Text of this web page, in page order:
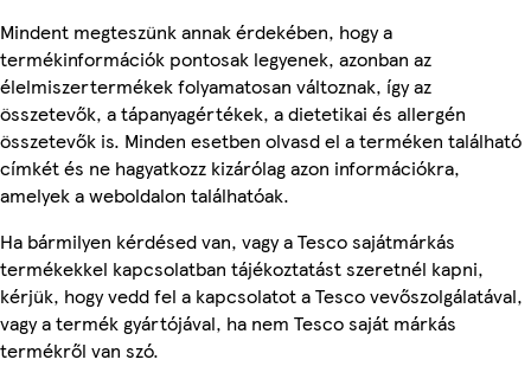
Mindent megteszünk annak érdekében, hogy a
termékinformációk pontosak legyenek, azonban az
élelmiszertermékek folyamatosan változnak, így az
összetevők, a tápanyagértékek, a dietetikai és allergén
összetevők is. Minden esetben olvasd el a terméken található
címkét és ne hagyatkozz kizárólag azon információkra,
amelyek a weboldalon találhatóak.
Ha bármilyen kérdésed van, vagy a Tesco sajátmárkás
termékekkel kapcsolatban tájékoztatást szeretnél kapni,
kérjük, hogy vedd fel a kapcsolatot a Tesco vevőszolgálatával,
vagy a termék gyártójával, ha nem Tesco saját márkás
termékről van szó.